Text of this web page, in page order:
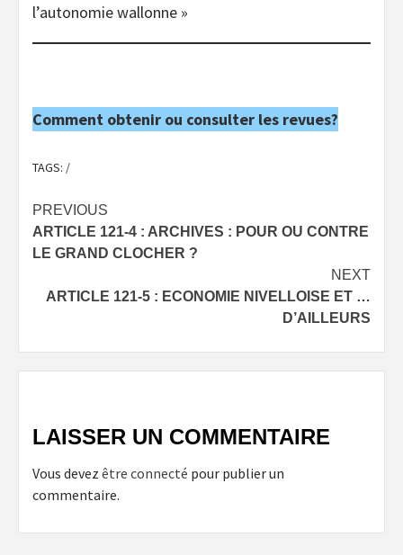
l’autonomie wallonne »
Comment obtenir ou consulter les revues?
TAGS: /
Post
navigation
PREVIOUS
ARTICLE 121-4 : ARCHIVES : POUR OU CONTRE
LE GRAND CLOCHER ?
NEXT
ARTICLE 121-5 : ECONOMIE NIVELLOISE ET …
D’AILLEURS
LAISSER UN COMMENTAIRE
Vous devez être connecté pour publier un
commentaire.